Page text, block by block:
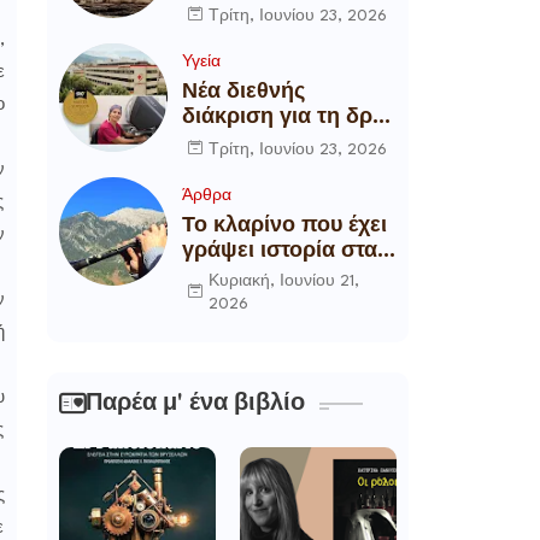
αποξήλωση των
υποδομών της
χώρας
Τρίτη, Ιουνίου 23, 2026
Υγεία
Νέα διεθνής
διάκριση για τη δρ
Θάλεια
Διευθύντρια
Xειρουργό του
Metropolitan
General
Τρίτη, Ιουνίου 23, 2026
Άρθρα
Το κλαρίνο που έχει
γράψει ιστορία στα
χωριά της Ρούμελης
Κυριακή, Ιουνίου 21,
2026
Παρέα μ' ένα βιβλίο